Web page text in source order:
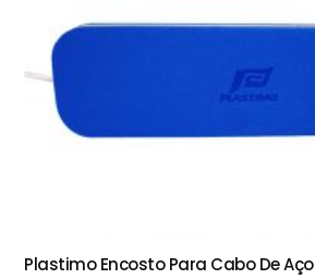
ADICIONAR
Plastimo Encosto Para Cabo De Aço